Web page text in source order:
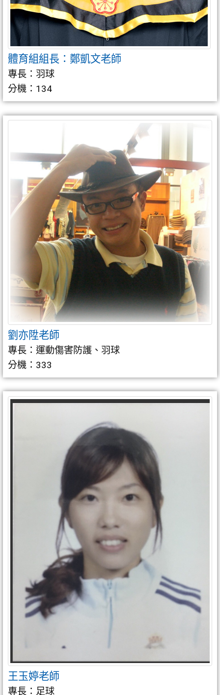
體育組組長：鄭凱文老師
專長：羽球
分機：134
劉亦陞老師
專長：運動傷害防護、羽球
分機：333
王玉婷老師
專長：足球